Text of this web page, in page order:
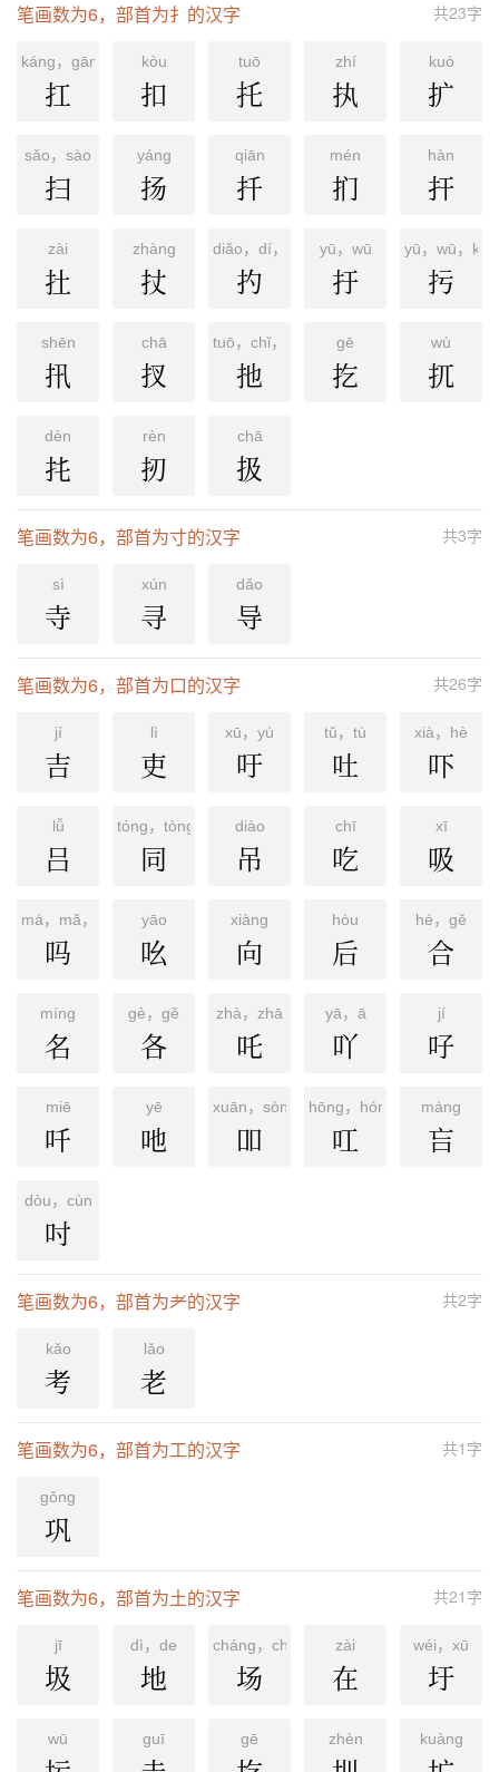
共23字
笔画数为6，部首为扌的汉字
káng，gāng
扛
kòu
扣
tuō
托
zhí
执
kuò
扩
sǎo，sào
扫
yánɡ
扬
qiān
扦
mén
扪
hàn
扞
zài
扗
zhàng
扙
diǎo，dí，yuē，lì
扚
yū，wū
扜
yū，wū，kū
扝
shēn
扟
chā
扠
tuō，chǐ，yǐ
扡
gē
扢
wù
扤
dèn
扥
rèn
扨
chā
扱
共3字
笔画数为6，部首为寸的汉字
sì
寺
xún
寻
dǎo
导
共26字
笔画数为6，部首为口的汉字
jí
吉
lì
吏
xū，yù
吁
tǔ，tù
吐
xià，hè
吓
lǚ
吕
tóng，tòng
同
diào
吊
chī
吃
xī
吸
má，mǎ，ma
吗
yāo
吆
xiànɡ
向
hòu
后
hé，gě
合
mínɡ
名
gè，gě
各
zhà，zhā
吒
yā，ā
吖
jí
吇
miē
吀
yē
吔
xuān，sòng
吅
hōng，hóng
叿
máng
吂
dòu，cùn
吋
共2字
笔画数为6，部首为耂的汉字
kǎo
考
lǎo
老
共1字
笔画数为6，部首为工的汉字
ɡǒnɡ
巩
共21字
笔画数为6，部首为土的汉字
jī
圾
dì，de
地
cháng，chǎng
场
zài
在
wéi，xū
圩
wū ɡuī ɡē zhèn kuànɡ